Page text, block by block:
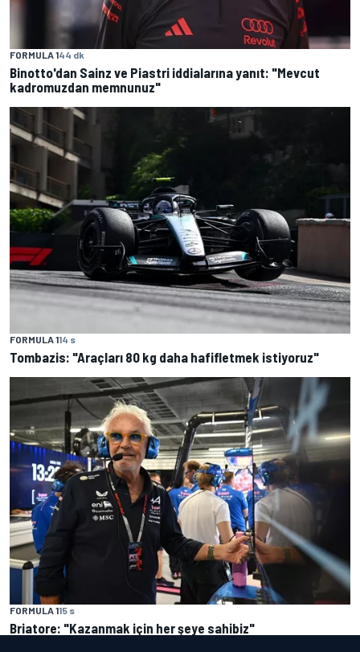
FORMULA 144 dk
Binotto'dan Sainz ve Piastri iddialarına yanıt: "Mevcut
kadromuzdan memnunuz"
FORMULA 114 s
Tombazis: "Araçları 80 kg daha hafifletmek istiyoruz"
FORMULA 115 s
Briatore: "Kazanmak için her şeye sahibiz"